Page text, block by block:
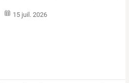
15 juil. 2026